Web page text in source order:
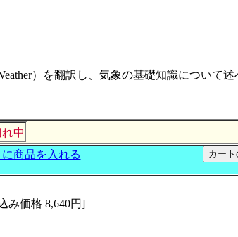
Weather）を翻訳し、気象の基礎知識につい
中
み価格 8,640円]